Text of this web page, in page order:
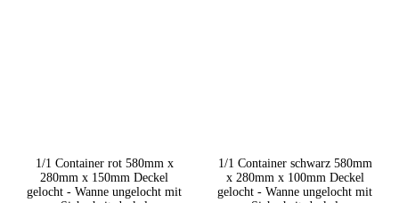
1/1 Container rot 580mm x
280mm x 150mm Deckel
gelocht - Wanne ungelocht mit
1/1 Container schwarz 580mm
x 280mm x 100mm Deckel
gelocht - Wanne ungelocht mit